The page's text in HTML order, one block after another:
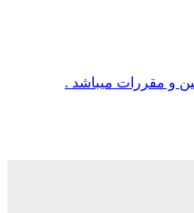
و مقررات میباشد .